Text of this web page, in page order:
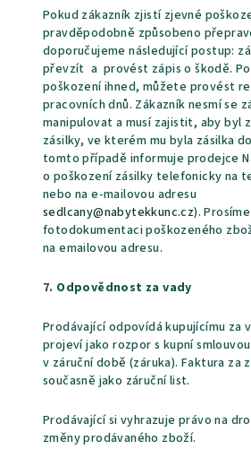
Pokud zákazník zjistí zjevné
pravděpodobně způsobeno
doporučujeme následující postup:
převzít a provést zápis o škodě.
poškození ihned, můžete provést
pracovních dnů. Zákazník nesmí se
manipulovat a musí zajistit, aby byl
zásilky, ve kterém mu byla zásilka
tomto případě informuje prodejce
o poškození zásilky telefonicky na
nebo na e-mailovou adresu
sedlcany@nabytekkunc.cz).
fotodokumentaci poškozeného
na emailovou adresu.
7. Odpovědnost za vady
Prodávající odpovídá kupujícímu za
projeví jako rozpor s kupní
v záruční době (záruka). Faktura za
současně jako záruční list.
Prodávající si vyhrazuje právo na
změny prodávaného zboží.